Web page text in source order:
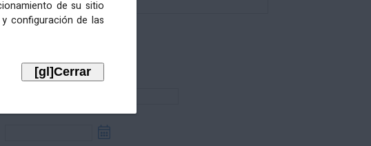
de su sitio
configuración de las